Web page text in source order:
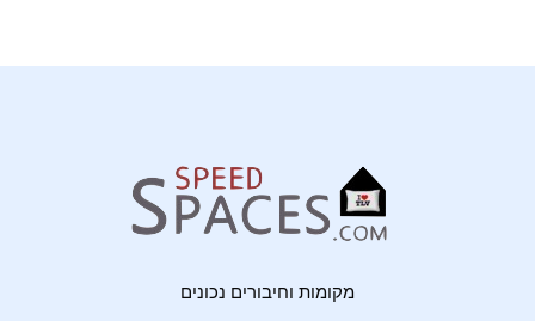
מקומות וחיבורים נכונים